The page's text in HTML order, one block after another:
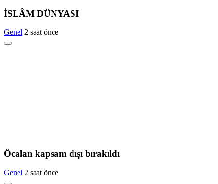
İSLÂM DÜNYASI
Genel 2 saat önce
Öcalan kapsam dışı bırakıldı
Genel 2 saat önce